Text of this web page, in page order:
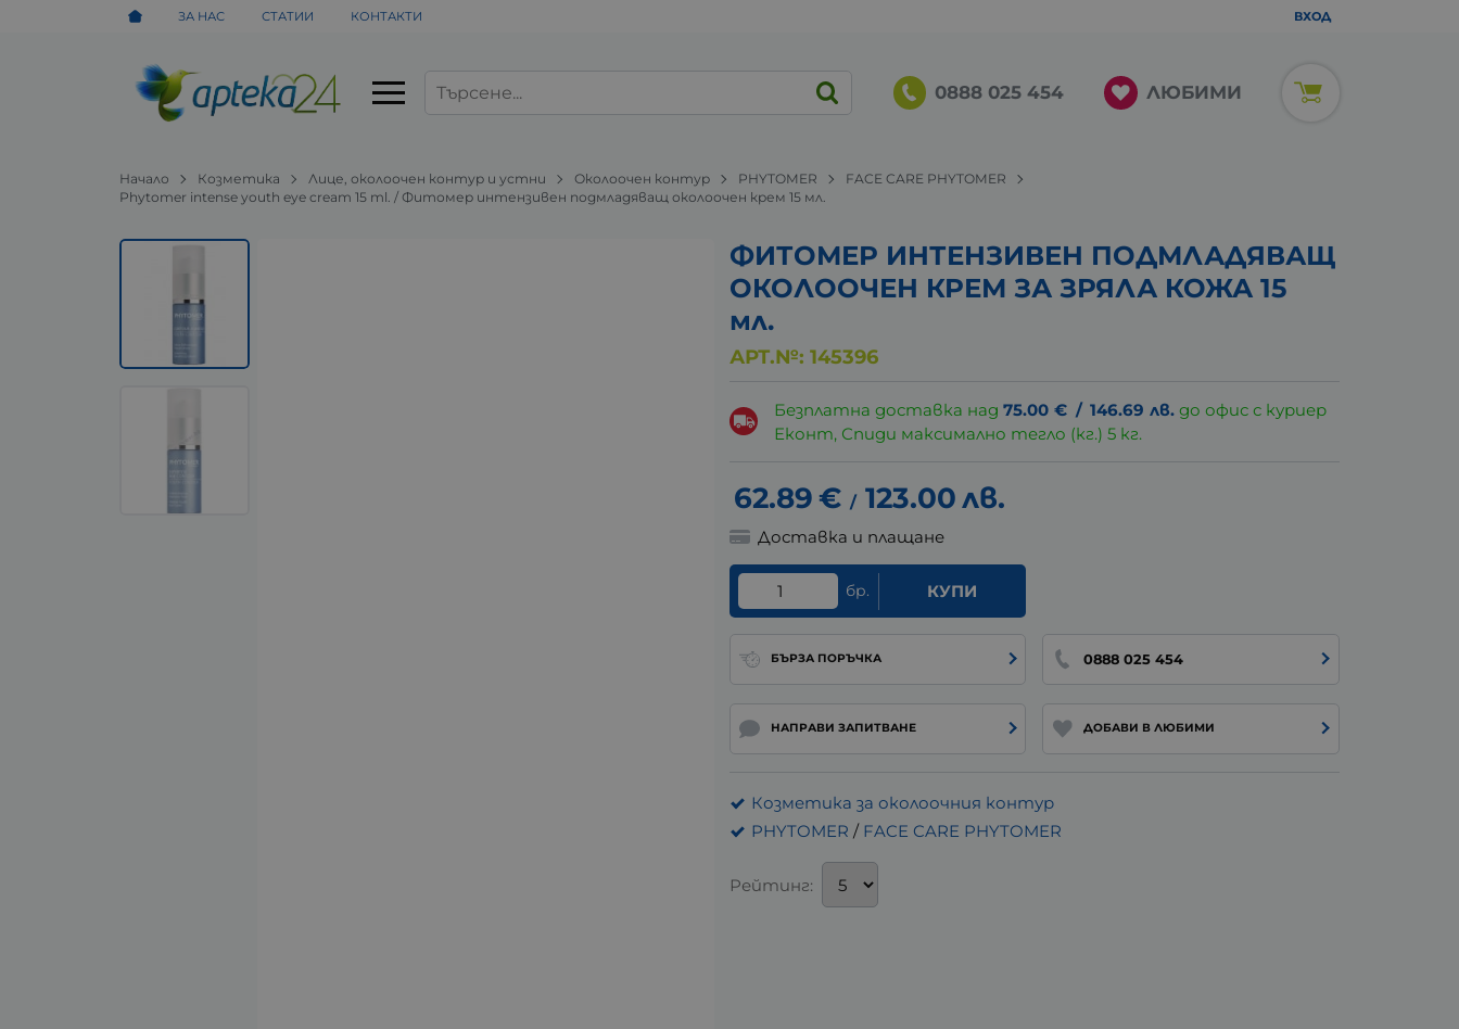
ЗА НАС СТАТИИ КОНТАКТИ ВХОД
0888 025 454 ЛЮБИМИ
Начало Козметика Лице, околоочен контур и устни Околоочен контур PHYTOMER
FACE CARE PHYTOMER
Phytomer intense youth eye cream 15 ml. / Фитомер интензивен подмладяващ околоочен крем 15 мл.
ФИТОМЕР ИНТЕНЗИВЕН ПОДМЛАДЯВАЩ
ОКОЛООЧЕН КРЕМ ЗА ЗРЯЛА КОЖА 15
мл.
АРТ.№: 145396
Безплатна доставка над75.00 € / 146.69 лв. до офис с куриер
Еконт, Спиди максимално тегло (кг.) 5 кг.
62.89€ / 123.00лв.
Доставка и плащане
бр. КУПИ
БЪРЗА ПОРЪЧКА 0888 025 454
НАПРАВИ ЗАПИТВАНЕ ДОБАВИ В ЛЮБИМИ
Козметика за околоочния контур
PHYTOMER / FACE CARE PHYTOMER
Рейтинг: